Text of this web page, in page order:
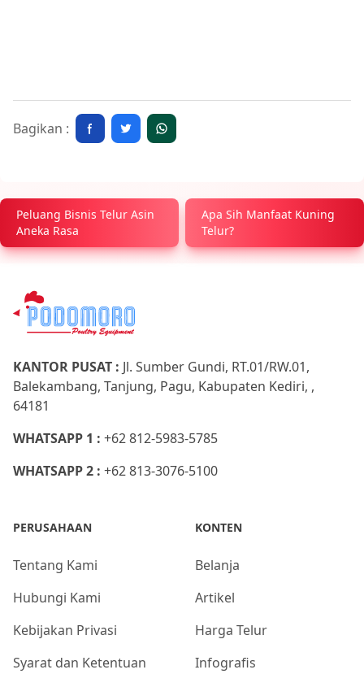
Bagikan :
Peluang Bisnis Telur Asin
Aneka Rasa
Apa Sih Manfaat Kuning
Telur?
KANTOR PUSAT : Jl. Sumber Gundi, RT.01/RW.01,
Balekambang, Tanjung, Pagu, Kabupaten Kediri, ,
64181
WHATSAPP 1 : +62 812-5983-5785
WHATSAPP 2 : +62 813-3076-5100
PERUSAHAAN
Tentang Kami
Hubungi Kami
Kebijakan Privasi
Syarat dan Ketentuan
KONTEN
Belanja
Artikel
Harga Telur
Infografis